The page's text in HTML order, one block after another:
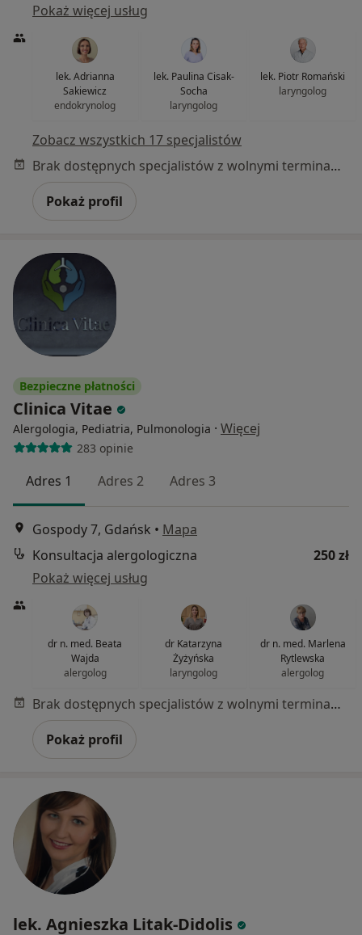
Pokaż więcej usług
lek. Adrianna
Sakiewicz
endokrynolog
lek. Paulina Cisak-
Socha
laryngolog
lek. Piotr Romański
laryngolog
Zobacz wszystkich 17 specjalistów
Brak dostępnych specjalistów z wolnymi terminami w tym centrum medycznym.
Pokaż profil
Bezpieczne płatności
Clinica Vitae
Alergologia, Pediatria, Pulmonologia · Więcej
283 opinie
Adres 1 Adres 2 Adres 3
Gospody 7, Gdańsk • Mapa
Konsultacja alergologiczna
250 zł
Pokaż więcej usług
dr n. med. Beata
Wajda
alergolog
dr Katarzyna
Żyżyńska
laryngolog
dr n. med. Marlena
Rytlewska
alergolog
Brak dostępnych specjalistów z wolnymi terminami w tym centrum medycznym.
Pokaż profil
lek. Agnieszka Litak-Didolis